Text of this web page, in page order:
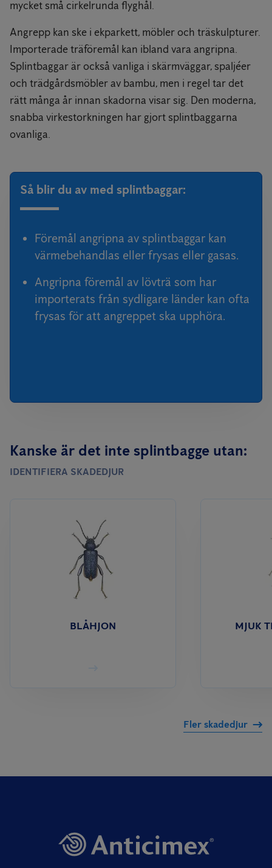
mycket små cirkelrunda flyghål.
Angrepp kan ske i ekparkett, möbler och träskulpturer.
Importerade träföremål kan ibland vara angripna.
Splintbaggar är också vanliga i skärmväggar, spaljéer
och trädgårdsmöbler av bambu, men i regel tar det
rätt många år innan skadorna visar sig. Den moderna,
snabba virkestorkningen har gjort splintbaggarna
ovanliga.
Så blir du av med splintbaggar:
Föremål angripna av splintbaggar kan
värmebehandlas eller frysas eller gasas.
Angripna föremål av lövträ som har
importerats från sydligare länder kan ofta
frysas för att angreppet ska upphöra.
Kanske är det inte splintbagge utan:
IDENTIFIERA SKADEDJUR
BLÅHJON MJUK
Fler skadedjur